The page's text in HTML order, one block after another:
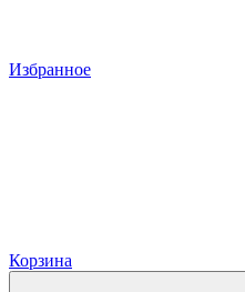
Избранное
Корзина